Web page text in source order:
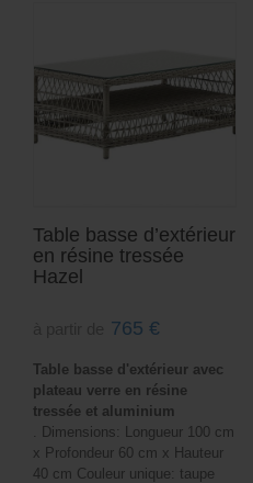
Table basse d’extérieur
en résine tressée
Hazel
765 €
Table basse d'extérieur avec
plateau verre en résine
tressée et aluminium
. Dimensions: Longueur 100 cm
x Profondeur 60 cm x Hauteur
40 cm Couleur unique: taupe